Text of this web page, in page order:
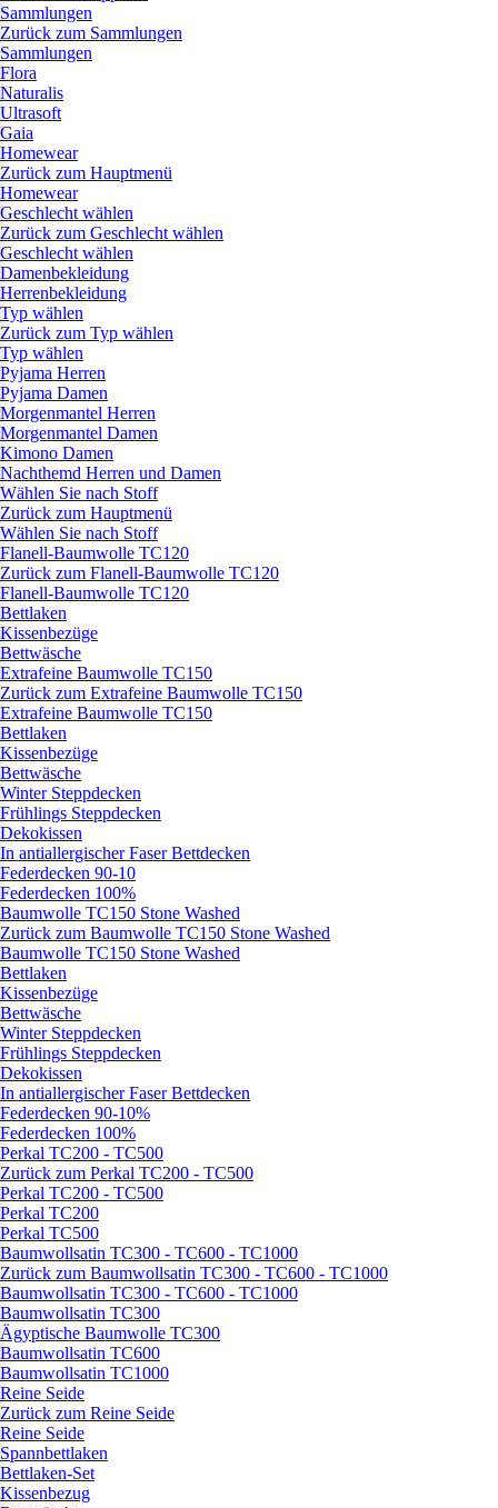
Sammlungen
Zurück zum Sammlungen
Sammlungen
Flora
Naturalis
Ultrasoft
Gaia
Homewear
Zurück zum Hauptmenü
Homewear
Geschlecht wählen
Zurück zum Geschlecht wählen
Geschlecht wählen
Damenbekleidung
Herrenbekleidung
Typ wählen
Zurück zum Typ wählen
Typ wählen
Pyjama Herren
Pyjama Damen
Morgenmantel Herren
Morgenmantel Damen
Kimono Damen
Nachthemd Herren und Damen
Wählen Sie nach Stoff
Zurück zum Hauptmenü
Wählen Sie nach Stoff
Flanell-Baumwolle TC120
Zurück zum Flanell-Baumwolle TC120
Flanell-Baumwolle TC120
Bettlaken
Kissenbezüge
Bettwäsche
Extrafeine Baumwolle TC150
Zurück zum Extrafeine Baumwolle TC150
Extrafeine Baumwolle TC150
Bettlaken
Kissenbezüge
Bettwäsche
Winter Steppdecken
Frühlings Steppdecken
Dekokissen
In antiallergischer Faser Bettdecken
Federdecken 90-10
Federdecken 100%
Baumwolle TC150 Stone Washed
Zurück zum Baumwolle TC150 Stone Washed
Baumwolle TC150 Stone Washed
Bettlaken
Kissenbezüge
Bettwäsche
Winter Steppdecken
Frühlings Steppdecken
Dekokissen
In antiallergischer Faser Bettdecken
Federdecken 90-10%
Federdecken 100%
Perkal TC200 - TC500
Zurück zum Perkal TC200 - TC500
Perkal TC200 - TC500
Perkal TC200
Perkal TC500
Baumwollsatin TC300 - TC600 - TC1000
Zurück zum Baumwollsatin TC300 - TC600 - TC1000
Baumwollsatin TC300 - TC600 - TC1000
Baumwollsatin TC300
Ägyptische Baumwolle TC300
Baumwollsatin TC600
Baumwollsatin TC1000
Reine Seide
Zurück zum Reine Seide
Reine Seide
Spannbettlaken
Bettlaken-Set
Kissenbezug